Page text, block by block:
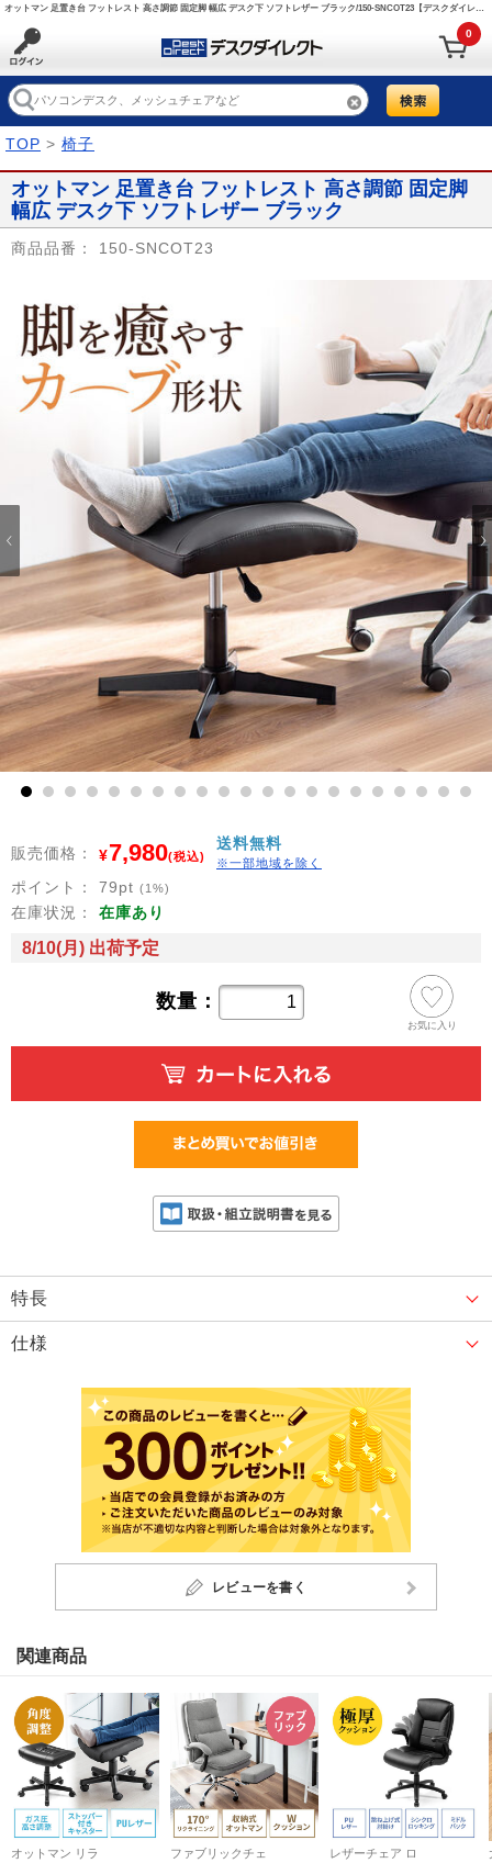
オットマン 足置き台 フットレスト 高さ調節 固定脚 幅広 デスク下 ソフトレザー ブラック/150-SNCOT23【デスクダイレクト】
0
TOP > 椅子
オットマン 足置き台 フットレスト 高さ調節 固定脚
幅広 デスク下 ソフトレザー ブラック
商品品番： 150-SNCOT23
10 11 12 13 14 15 16 17 18 19 20
販売価格： ¥7,980(税込)
送料無料
※一部地域を除く
ポイント： 79pt (1%)
在庫状況： 在庫あり
8/10(月) 出荷予定
数量：
お気に入り
特長
仕様
レビューを書く
関連商品
オットマン リラ
ファブリックチェ
レザーチェア ロ